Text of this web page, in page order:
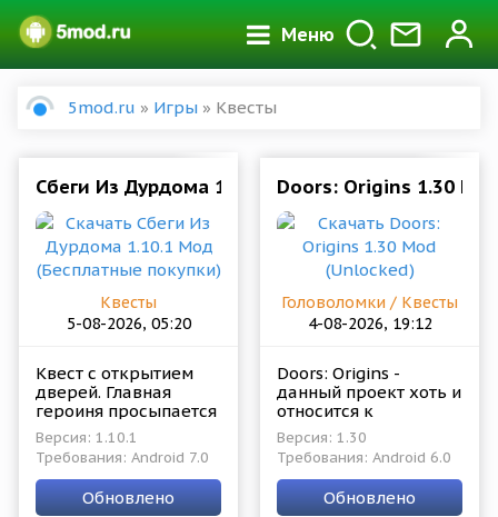
Меню
5mod.ru » Игры » Квесты
Сбеги Из Дурдома 1.10.1 Мод (Бесплатные
Квесты
5-08-2026, 05:20
Квест с открытием
дверей. Главная
героиня просыпается
в психиатрической
больнице. Она не
помнит и не понимает
как она здесь
оказалась.
Версия: 1.10.1
Требования: Android 7.0
Обновлено
Doors: Origins 1.30
Головоломки / Квесты
4-08-2026, 19:12
Doors: Origins -
данный проект хоть и
относится к
категории квестов
про побег с
преодолением массы
запертых дверей, но
всё же разительно и
Версия: 1.30
Требования: Android 6.0
Обновлено